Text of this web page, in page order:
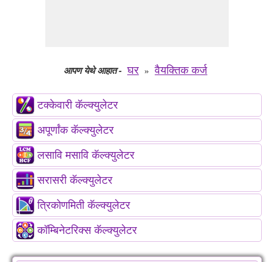
आपण येथे आहात- घर » वैयक्तिक कर्ज
टक्केवारी कॅल्क्युलेटर
अपूर्णांक कॅल्क्युलेटर
लसावि मसावि कॅल्क्युलेटर
सरासरी कॅल्क्युलेटर
त्रिकोणमिती कॅल्क्युलेटर
कॉम्बिनेटरिक्स कॅल्क्युलेटर